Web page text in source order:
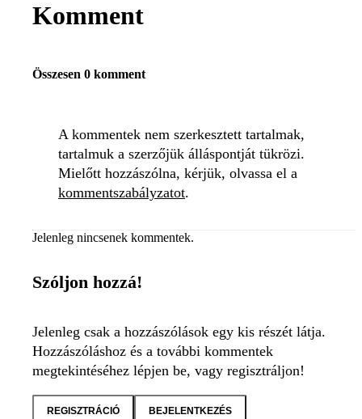
Komment
Összesen 0 komment
A kommentek nem szerkesztett tartalmak,
tartalmuk a szerzőjük álláspontját tükrözi.
Mielőtt hozzászólna, kérjük, olvassa el a
kommentszabályzatot.
Jelenleg nincsenek kommentek.
Szóljon hozzá!
Jelenleg csak a hozzászólások egy kis részét látja.
Hozzászóláshoz és a további kommentek
megtekintéséhez lépjen be, vagy regisztráljon!
REGISZTRÁCIÓ BEJELENTKEZÉS